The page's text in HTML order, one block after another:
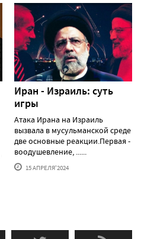
Иран - Израиль: суть
игры
Атака Ирана на Израиль
вызвала в мусульманской среде
две основные реакции.Первая -
воодушевление, ......
15 АПРЕЛЯ'2024